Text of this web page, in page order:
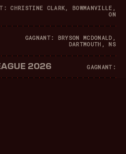
CHRISTINE CLARK, BOWMANVILLE,
ON
GAGNANT: BRYSON MCDONALD,
DARTMOUTH, NS
2026 GAGNANT: